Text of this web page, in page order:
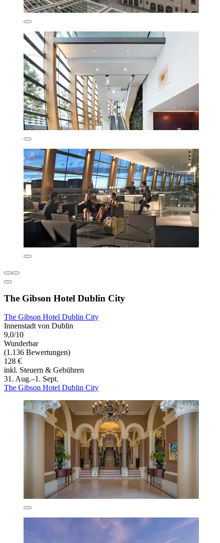
The Gibson Hotel Dublin City
The Gibson Hotel Dublin City
Innenstadt von Dublin
9,0/10
Wunderbar
(1.136 Bewertungen)
128 €
inkl. Steuern & Gebühren
31. Aug.–1. Sept.
The Gibson Hotel Dublin City